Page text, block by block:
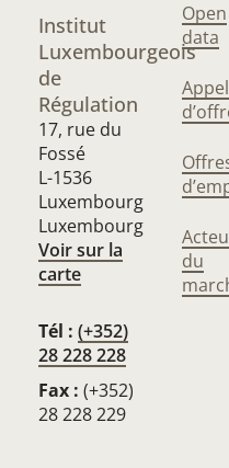
Institut
Luxembourgeois
de
Régulation
17, rue du
Fossé
L-1536
Luxembourg
Luxembourg
Voir sur la
carte
Tél : (+352)
28 228 228
Fax : (+352)
28 228 229
Open
data
du